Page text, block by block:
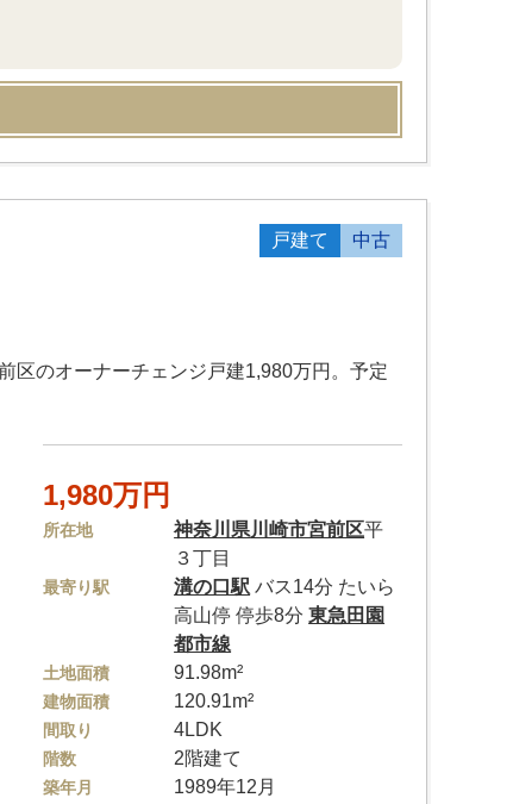
戸建て 中古
区のオーナーチェンジ戸建1,980万円。予定
1,980万円
所在地 神奈川県川崎市宮前区平
３丁目
最寄り駅 溝の口駅 バス14分 たいら
高山停 停歩8分東急田園
都市線
土地面積 91.98m²
建物面積 120.91m²
間取り 4LDK
階数 2階建て
築年月 1989年12月